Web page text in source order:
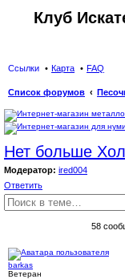
Клуб
Ссылки Карта FAQ
Список форумов
Нет больше
Модератор: ired004
Ответить
58
barkas
Ветеран